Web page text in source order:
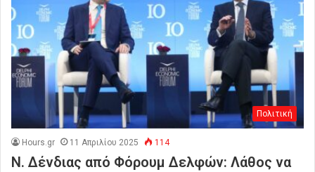
Πολιτική
Hours.gr 11 Απριλίου 2025 114
Ν. Δένδιας από Φόρουμ Δελφών: Λάθος να